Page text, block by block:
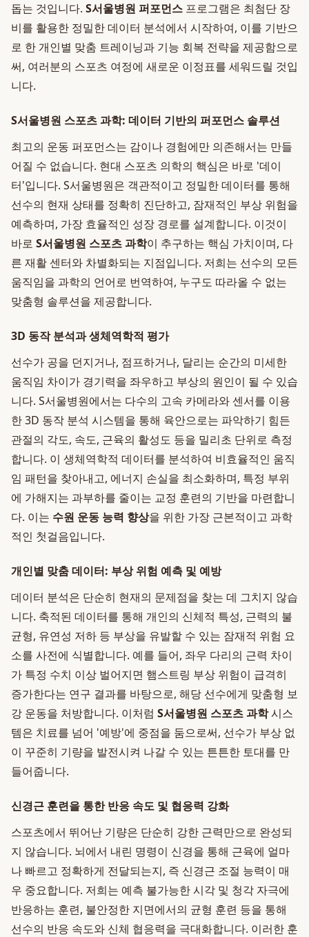
돕는 것입니다. S서울병원 퍼포먼스 프로그램은 최첨단 장
비를 활용한 정밀한 데이터 분석에서 시작하여, 이를 기반으
로 한 개인별 맞춤 트레이닝과 기능 회복 전략을 제공함으로
써, 여러분의 스포츠 여정에 새로운 이정표를 세워드릴 것입
니다.
S서울병원 스포츠 과학: 데이터 기반의 퍼포먼스 솔루션
최고의 운동 퍼포먼스는 감이나 경험에만 의존해서는 만들
어질 수 없습니다. 현대 스포츠 의학의 핵심은 바로 '데이
터'입니다. S서울병원은 객관적이고 정밀한 데이터를 통해
선수의 현재 상태를 정확히 진단하고, 잠재적인 부상 위험을
예측하며, 가장 효율적인 성장 경로를 설계합니다. 이것이
바로 S서울병원 스포츠 과학이 추구하는 핵심 가치이며, 다
른 재활 센터와 차별화되는 지점입니다. 저희는 선수의 모든
움직임을 과학의 언어로 번역하여, 누구도 따라올 수 없는
맞춤형 솔루션을 제공합니다.
3D 동작 분석과 생체역학적 평가
선수가 공을 던지거나, 점프하거나, 달리는 순간의 미세한
움직임 차이가 경기력을 좌우하고 부상의 원인이 될 수 있습
니다. S서울병원에서는 다수의 고속 카메라와 센서를 이용
한 3D 동작 분석 시스템을 통해 육안으로는 파악하기 힘든
관절의 각도, 속도, 근육의 활성도 등을 밀리초 단위로 측정
합니다. 이 생체역학적 데이터를 분석하여 비효율적인 움직
임 패턴을 찾아내고, 에너지 손실을 최소화하며, 특정 부위
에 가해지는 과부하를 줄이는 교정 훈련의 기반을 마련합니
다. 이는 수원 운동 능력 향상을 위한 가장 근본적이고 과학
적인 첫걸음입니다.
개인별 맞춤 데이터: 부상 위험 예측 및 예방
데이터 분석은 단순히 현재의 문제점을 찾는 데 그치지 않습
니다. 축적된 데이터를 통해 개인의 신체적 특성, 근력의 불
균형, 유연성 저하 등 부상을 유발할 수 있는 잠재적 위험 요
소를 사전에 식별합니다. 예를 들어, 좌우 다리의 근력 차이
가 특정 수치 이상 벌어지면 햄스트링 부상 위험이 급격히
증가한다는 연구 결과를 바탕으로, 해당 선수에게 맞춤형 보
강 운동을 처방합니다. 이처럼 S서울병원 스포츠 과학시스
템은 치료를 넘어 '예방'에 중점을 둠으로써, 선수가 부상 없
이 꾸준히 기량을 발전시켜 나갈 수 있는 튼튼한 토대를 만
들어줍니다.
신경근 훈련을 통한 반응 속도 및 협응력 강화
스포츠에서 뛰어난 기량은 단순히 강한 근력만으로 완성되
지 않습니다. 뇌에서 내린 명령이 신경을 통해 근육에 얼마
나 빠르고 정확하게 전달되는지, 즉 신경근 조절 능력이 매
우 중요합니다. 저희는 예측 불가능한 시각 및 청각 자극에
반응하는 훈련, 불안정한 지면에서의 균형 훈련 등을 통해
선수의 반응 속도와 신체 협응력을 극대화합니다. 이러한 훈